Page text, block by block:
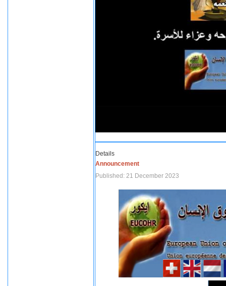
Details
Announcement
Published: 21 December 2023